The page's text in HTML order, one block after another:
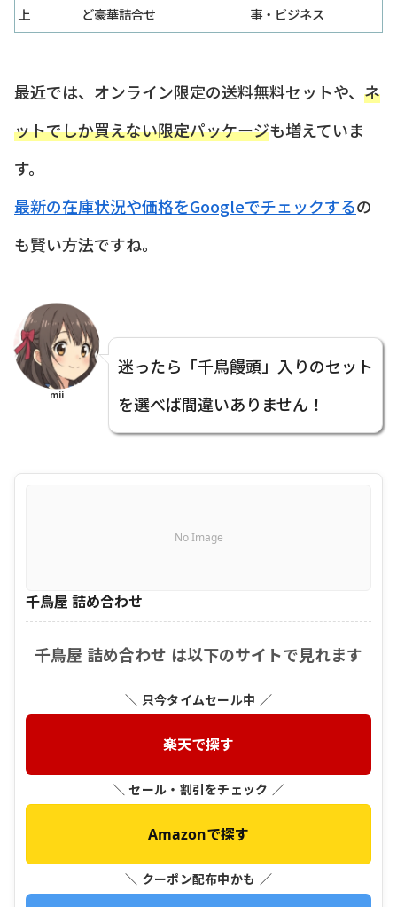
上
ど豪華詰合せ
事・ビジネス
最近では、オンライン限定の送料無料セットや、 ネ
ットでしか買えない限定パッケージも増えていま
す。
最新の在庫状況や価格をGoogleでチェックするの
も賢い方法ですね。
mii
迷ったら「千鳥饅頭」入りのセット
を選べば間違いありません！
No Image
千鳥屋 詰め合わせ
千鳥屋 詰め合わせ は以下のサイトで見れます
＼ 只今タイムセール中 ／
楽天で探す
＼ セール・割引をチェック ／
Amazonで探す
＼ クーポン配布中かも ／